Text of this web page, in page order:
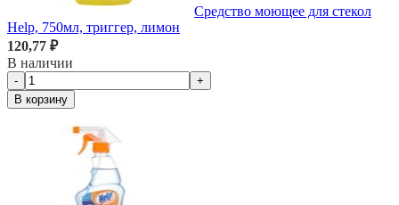
Средство моющее для стекол
Help, 750мл, триггер, лимон
120,77 ₽
В наличии
-
+
В корзину